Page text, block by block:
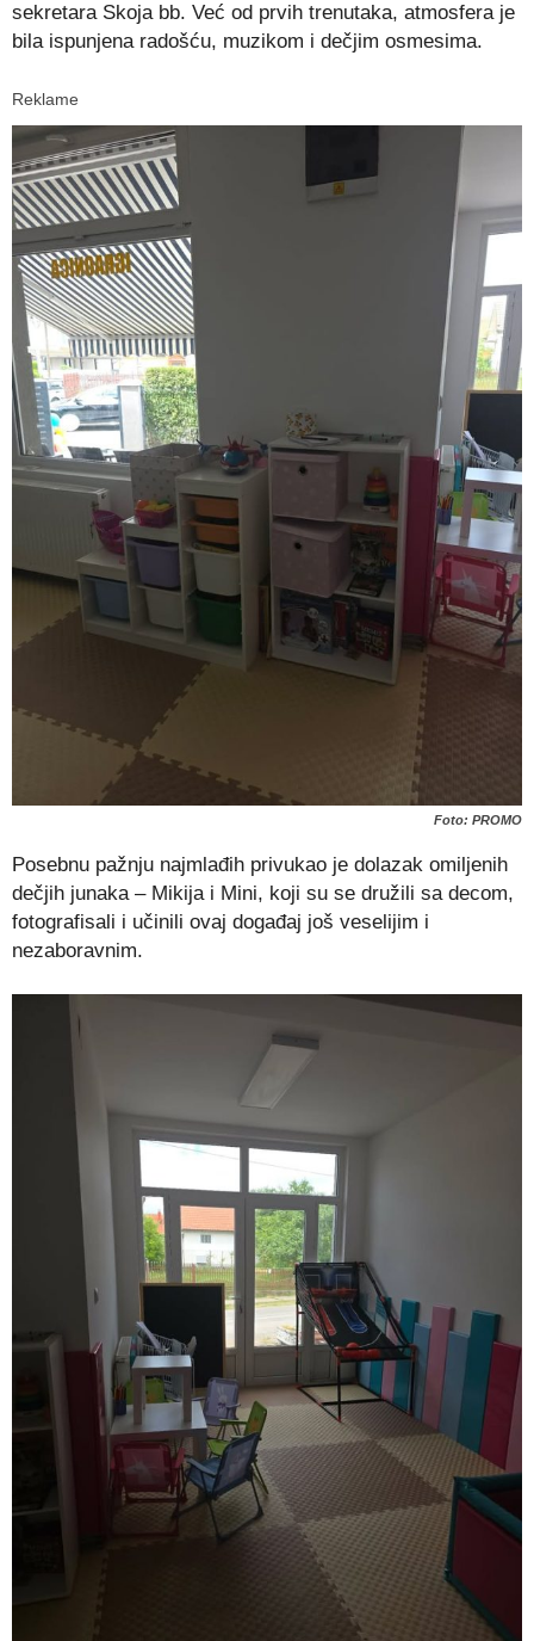
sekretara Skoja bb. Već od prvih trenutaka, atmosfera je
bila ispunjena radošću, muzikom i dečjim osmesima.
Reklame
Foto: PROMO
Posebnu pažnju najmlađih privukao je dolazak omiljenih
dečjih junaka – Mikija i Mini, koji su se družili sa decom,
fotografisali i učinili ovaj događaj još veselijim i
nezaboravnim.